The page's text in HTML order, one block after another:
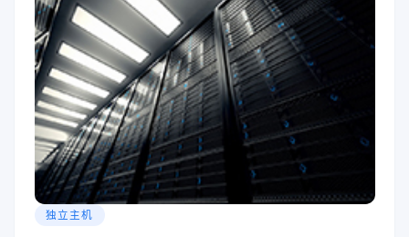
独立主机